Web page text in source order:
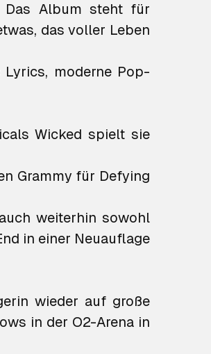
Das Album steht für
das voller Leben
moderne Pop-
Wicked spielt sie
Grammy für Defying
weiterhin sowohl
in einer Neuauflage
wieder auf große
in der O2-Arena in